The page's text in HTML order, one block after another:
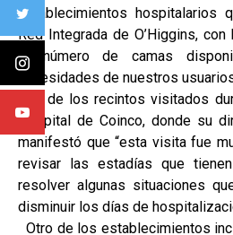
establecimientos hospitalarios
Red Integrada de O’Higgins,
el número de camas
necesidades de nuestros
Uno de los recintos visitados
Hospital de Coinco, donde su
manifestó que “esta visita fue
revisar las estadías que
resolver algunas situaciones
disminuir los días de
Otro de los establecimientos